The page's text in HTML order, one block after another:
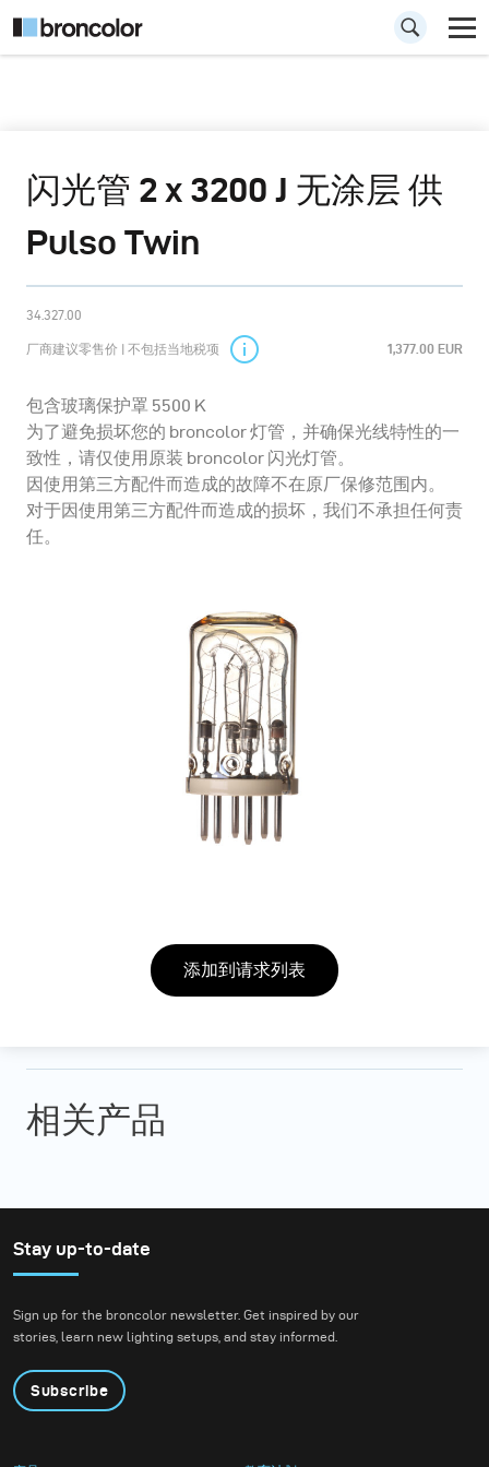
闪光管 2 x 3200 J 无涂层 供
Pulso Twin
34.327.00
厂商建议零售价 | 不包括当地税项 1,377.00 EUR
包含玻璃保护罩 5500 K
为了避免损坏您的 broncolor 灯管，并确保光线特性的一
致性，请仅使用原装 broncolor 闪光灯管。
因使用第三方配件而造成的故障不在原厂保修范围内。
对于因使用第三方配件而造成的损坏，我们不承担任何责
任。
添加到请求列表
相关产品
Stay up-to-date
Sign up for the broncolor newsletter. Get inspired by our
stories, learn new lighting setups, and stay informed.
Subscribe